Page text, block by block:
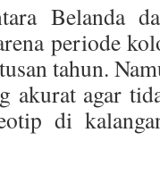
Belanda
periode
tahun.
akurat agar
di